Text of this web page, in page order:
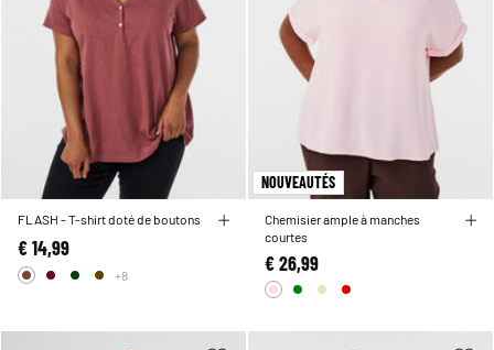
FLASH - T-shirt doté de boutons
€ 14,99
+8
NOUVEAUTÉS
Chemisier ample à manches
courtes
€ 26,99